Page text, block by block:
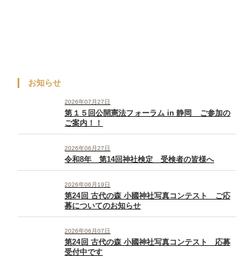
お知らせ
2026年07月27日
第１５回公開憲法フォーラム in 静岡 ご参加の
ご案内！！
2026年06月27日
令和8年 第14回神社検定 受検者の皆様へ
2026年06月19日
第24回 古代の森 小國神社写真コンテスト ご応
募についてのお知らせ
2026年06月07日
第24回 古代の森 小國神社写真コンテスト 応募
受付中です